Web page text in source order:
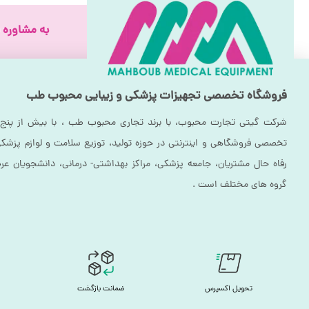
تخت مکانیکی یک شکناین تخت ارتفاع بسیار مناسبی دارد و بیمار بدون
قابلیت زاویه دار کردن تخت و وجود شکن در آن این مشکل را رفع
تخت مکانیکی یک شکنشما می توانید بنا بر احتیاج میزان زاویه سر بیمار را در وضعیت
برای دیدن نمونه بیشتر محصولات به
به مشاوره
فروشگاه تخصصی تجهیزات پزشکی و زیبایی محبوب طب
شرکت گیتی تجارت محبوب، با برند تجاری محبوب طب ، با بیش از
تخصصی فروشگاهی و اینترنتی در حوزه تولید، توزیع سلامت و لوازم
رفاه حال مشتریان، جامعه پزشکی، مراکز بهداشتی- درمانی، دانشجویان
گروه های مختلف است .
تحویل اکسپرس ضمانت بازگشت